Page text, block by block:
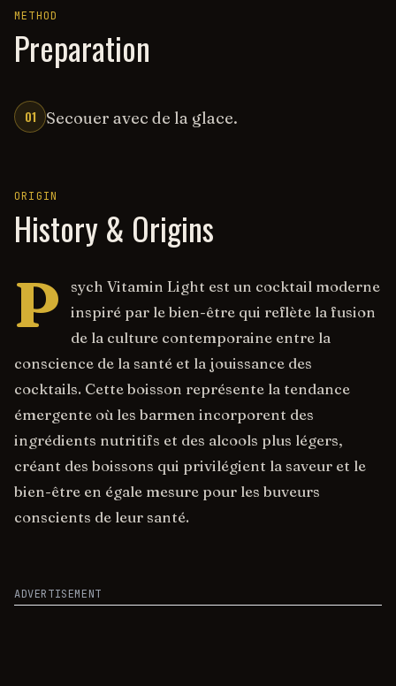
METHOD
Preparation
01 Secouer avec de la glace.
ORIGIN
History & Origins
P
sych Vitamin Light est un cocktail moderne
inspiré par le bien-être qui reflète la fusion
de la culture contemporaine entre la
conscience de la santé et la jouissance des
cocktails. Cette boisson représente la tendance
émergente où les barmen incorporent des
ingrédients nutritifs et des alcools plus légers,
créant des boissons qui privilégient la saveur et le
bien-être en égale mesure pour les buveurs
conscients de leur santé.
ADVERTISEMENT